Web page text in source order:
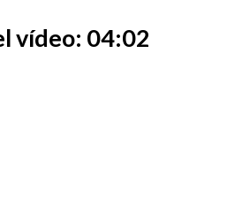
vídeo: 04:02